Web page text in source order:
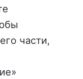
части,